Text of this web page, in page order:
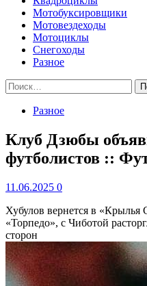
Мотобуксировщики
Мотовездеходы
Мотоциклы
Снегоходы
Разное
Найти:
Разное
Клуб Дзюбы
футболистов ::
11.06.2025 0
Хубулов вернется в
«Торпедо», с Чиботой
сторон